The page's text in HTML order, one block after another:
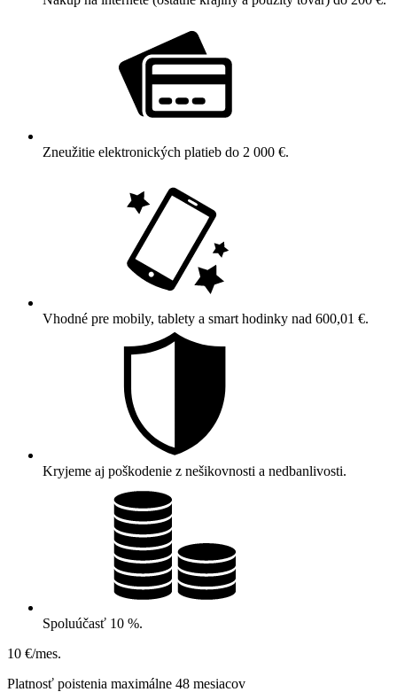
Zneužitie elektronických platieb do 2 000 €.
Vhodné pre mobily, tablety a smart hodinky nad 600,01 €.
Kryjeme aj poškodenie z nešikovnosti a nedbanlivosti.
Spoluúčasť 10 %.
10 €/mes.
Platnosť poistenia maximálne 48 mesiacov